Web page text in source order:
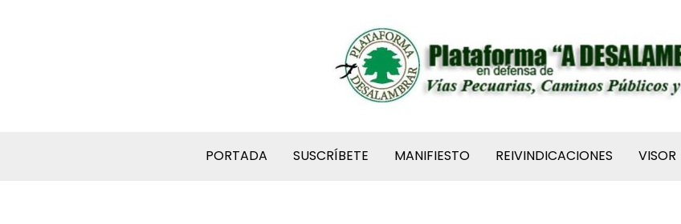
PORTADA SUSCRÍBETE MANIFIESTO REIVINDICACIONES VISOR